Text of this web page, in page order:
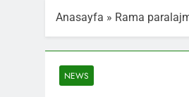
Anasayfa » Rama
NEWS